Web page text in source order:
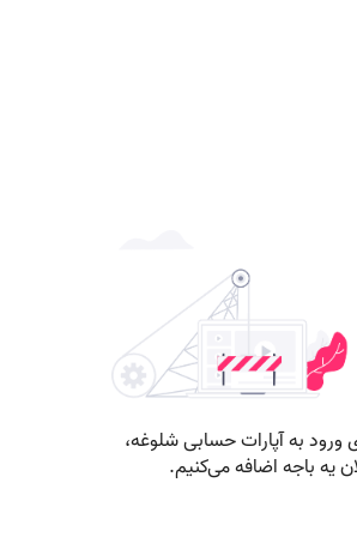
به آپارات حسابی شلوغه،
یه باجه اضافه می‌کنیم.